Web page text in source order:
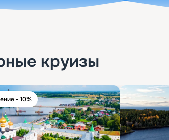
круизы
- 10%